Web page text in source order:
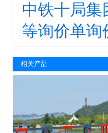
中铁十局集
等询价单询
相关产品